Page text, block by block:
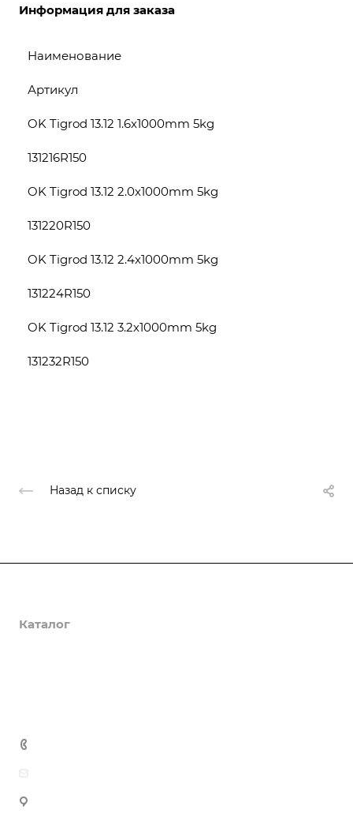
Информация для заказа
Наименование
Артикул
OK Tigrod 13.12 1.6x1000mm 5kg
131216R150
OK Tigrod 13.12 2.0x1000mm 5kg
131220R150
OK Tigrod 13.12 2.4x1000mm 5kg
131224R150
OK Tigrod 13.12 3.2x1000mm 5kg
131232R150
Назад к списку
Каталог